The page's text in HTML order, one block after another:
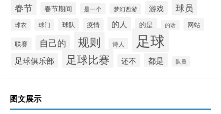
春节 春节期间 是一个 梦幻西游 游戏 球员
球衣 球门 球队 疫情 的人 的是 的话 网站
联赛 自己的 规则 诗人 足球
足球俱乐部 足球比赛 还不 都是 队员
图文展示